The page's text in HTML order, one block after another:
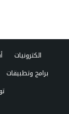
الكترونيات
برامج وتطبيقات